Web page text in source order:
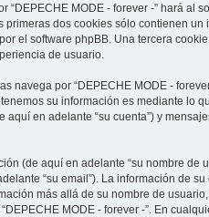
MODE - forever -” hará
dos cookies sólo contienen
el software phpBB. Una tercera
de usuario.
navega por “DEPECHE MODE -
su información es mediante lo
aquí en adelante “su cuenta”) y
(de aquí en adelante “su nombre
“su email”). La información de
más allá de su nombre de
MODE - forever -”. En